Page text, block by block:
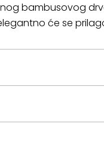
bambusovog
će se